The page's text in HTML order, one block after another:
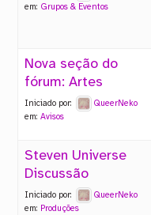
em: Grupos & Eventos
Nova seção do
fórum: Artes
Iniciado por:
QueerNeko
em:Avisos
Steven Universe
Discussão
Iniciado por:
QueerNeko
em: Produções